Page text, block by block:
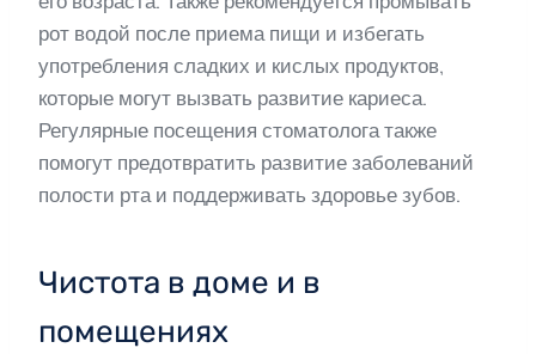
рот водой после приема пищи и избегать
употребления сладких и кислых продуктов,
которые могут вызвать развитие кариеса.
Регулярные посещения стоматолога также
помогут предотвратить развитие заболеваний
полости рта и поддерживать здоровье зубов.
Чистота в доме и в
помещениях